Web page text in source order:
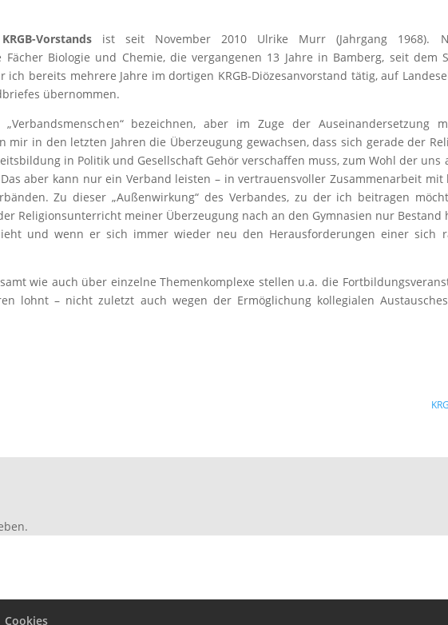
Vorstandsist seit November 2010 Ulrike Murr (Jahrgang 1968).
Biologie und Chemie, die vergangenen 13 Jahre in Bamberg, seit dem
bereits mehrere Jahre im dortigen KRGB-Diözesanvorstand tätig, auf
übernommen.
bezeichnen, aber im Zuge der Auseinandersetzung
in den letzten Jahren die Überzeugung gewachsen, dass sich gerade der
in Politik und Gesellschaft Gehör verschaffen muss, zum Wohl der
aber kann nur ein Verband leisten – in vertrauensvoller Zusammenarbeit
Zu dieser „Außenwirkung“ des Verbandes, zu der ich beitragen
Religionsunterricht meiner Überzeugung nach an den Gymnasien nur Bestand
und wenn er sich immer wieder neu den Herausforderungen einer sich
wie auch über einzelne Themenkomplexe stellen u.a. die
lohnt – nicht zuletzt auch wegen der Ermöglichung kollegialen
Cookies